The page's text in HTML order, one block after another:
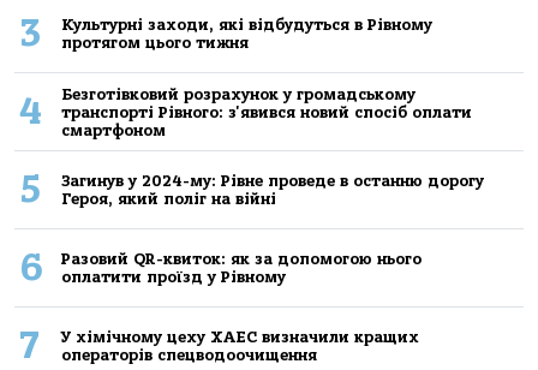
3
Культурні заходи, які відбудуться в Рівному
протягом цього тижня
4
Безготівковий розрахунок у громадському
транспорті Рівного: з'явився новий спосіб оплати
смартфоном
5
Загинув у 2024-му: Рівне проведе в останню дорогу
Героя, який поліг на війні
6
Разовий QR-квиток: як за допомогою нього
оплатити проїзд у Рівному
7
У хімічному цеху ХАЕС визначили кращих
операторів спецводоочищення